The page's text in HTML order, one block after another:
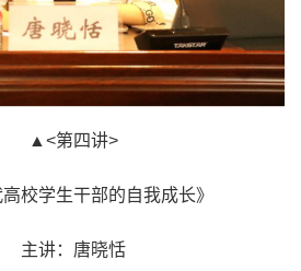
▲<第四讲>
高校学生干部的自我成长》
主讲：唐晓恬